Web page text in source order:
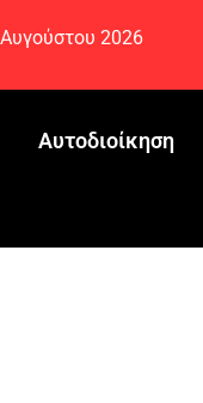
2026
Αυτοδιοίκηση